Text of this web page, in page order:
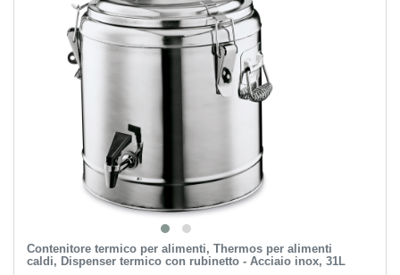
Contenitore termico per alimenti, Thermos per alimenti
caldi, Dispenser termico con rubinetto - Acciaio inox, 31L